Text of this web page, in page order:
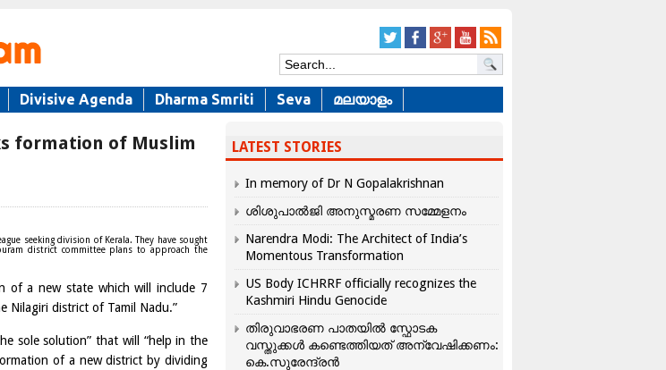
Divisive Agenda Dharma Smriti Seva മലയാളം
formation of Muslim
seeking division of Kerala. They have sought
district committee plans to approach the
of a new state which will include 7
Nilagiri district of Tamil Nadu.”
sole solution” that will “help in the
of a new district by dividing
LATEST STORIES
In memory of Dr N Gopalakrishnan
ശിശുപാൽജി അനുസ്മരണ സമ്മേളനം
Narendra Modi: The Architect of India’s
Momentous Transformation
US Body ICHRRF officially recognizes the
Kashmiri Hindu Genocide
തിരുവാഭരണ പാതയിൽ സ്ഫോടക
വസ്തുക്കൾ കണ്ടെത്തിയത് അന്വേഷിക്കണം:
കെ.സുരേന്ദ്രൻ